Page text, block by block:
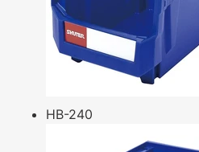
HB-240